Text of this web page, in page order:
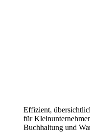
Effizient,
für
Buchhaltung und